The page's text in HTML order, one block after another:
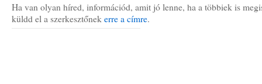
Ha van olyan híred, információd, amit jó lenne, ha a többiek is
küldd el a szerkesztőnek erre a címre.